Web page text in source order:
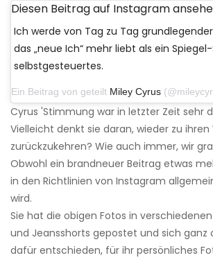
Diesen Beitrag auf Instagram
Ich werde von Tag zu Tag
das „neue Ich“ mehr liebt als ein
selbstgesteuertes.
Ein Beitrag von geteilt Miley Cyrus (@mileycyrus) am
Cyrus 'Stimmung war in letzter Zeit sehr
Vielleicht denkt sie daran, wieder zu ihren
zurückzukehren? Wie auch immer, wir
Obwohl ein brandneuer Beitrag etwas
in den Richtlinien von Instagram
wird.
Sie hat die obigen Fotos in
und Jeansshorts gepostet und sich
dafür entschieden, für ihr persönliches